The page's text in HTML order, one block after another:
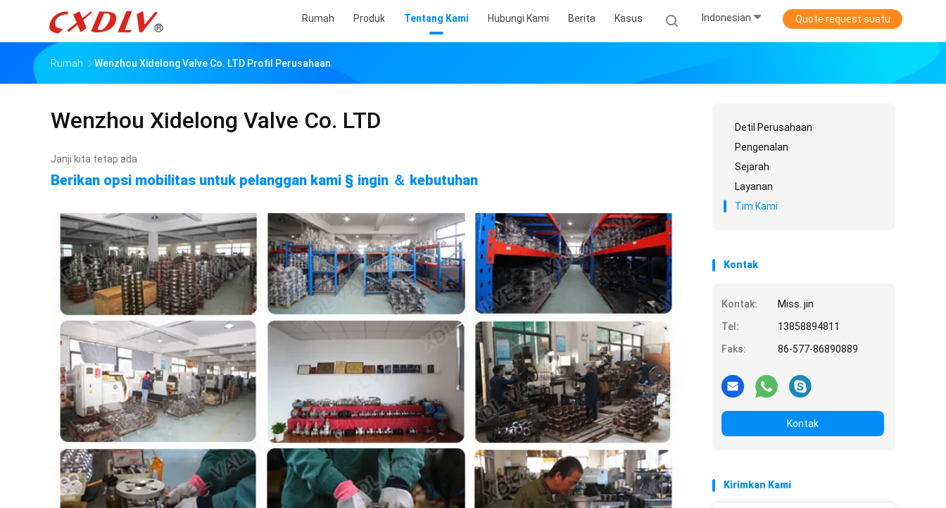
Rumah Produk Tentang Kami Hubungi Kami Berita Kasus Indonesian Quote request suatu
Rumah Wenzhou Xidelong Valve Co. LTD Profil Perusahaan
Wenzhou Xidelong Valve Co. LTD
Janji kita tetap ada
Berikan opsi mobilitas untuk pelanggan kami § ingin ＆ kebutuhan
Detil Perusahaan
Pengenalan
Sejarah
Layanan
Tim Kami
Kontak
Kontak:
Miss. jin
Tel:
13858894811
Faks:
86-577-86890889
Kontak
Kirimkan Kami